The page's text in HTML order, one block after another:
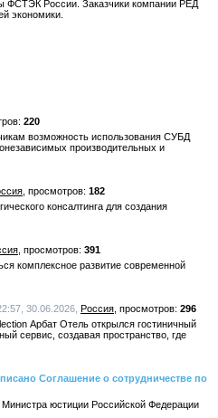
ФСТЭК России. Заказчики компании РЕД
экономики.
220
возможность использования СУБД
производительных и
182
консалтинга для создания
391
комплексное развитие современной
30.06.2026, Россия
296
Арбат Отель открылся гостиничный
сервис, создавая пространство, где
Соглашение о сотрудничестве по
юстиции Российской Федерации